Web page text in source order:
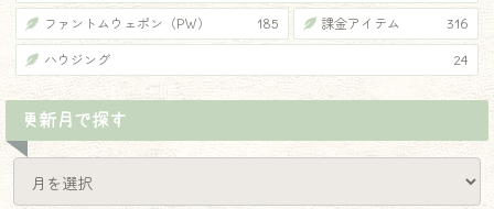
ファントムウェポン（PW） 185 課金アイテム 316
ハウジング 24
更新月で探す